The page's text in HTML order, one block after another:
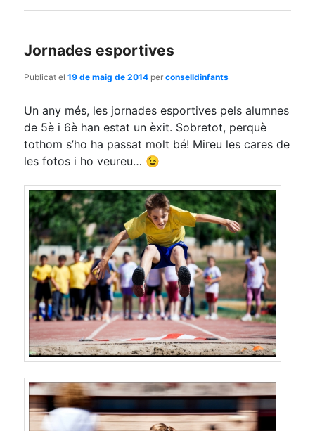
Jornades esportives
Publicat el19 de maig de 2014 perconselldinfants
Un any més, les jornades esportives pels alumnes
de 5è i 6è han estat un èxit. Sobretot, perquè
tothom s’ho ha passat molt bé! Mireu les cares de
les fotos i ho veureu… 😉